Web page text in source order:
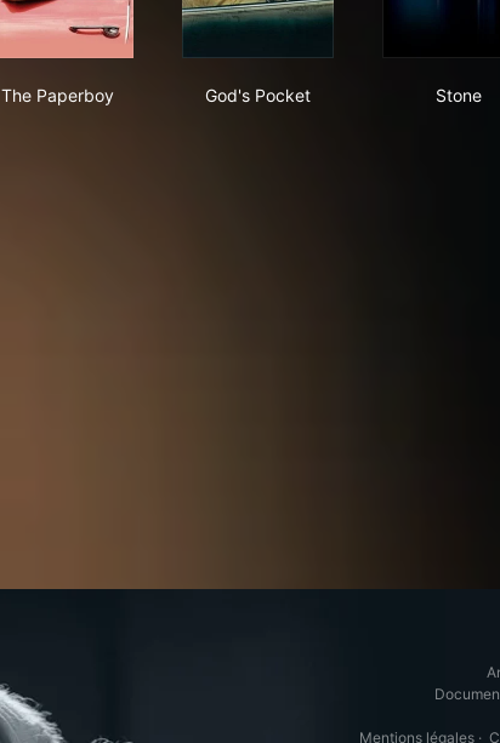
The Paperboy
God's Pocket
Stone
Mentions légales ·